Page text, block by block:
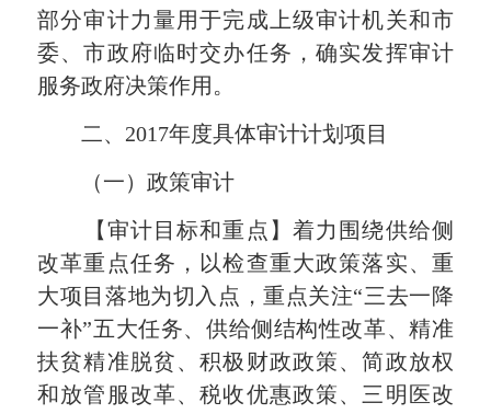
部分审计力量用于完成上级审计机关和市
委、市政府临时交办任务，确实发挥审计
服务政府决策作用。
二、 2017年度具体审计计划项目
（一）政策审计
【审计目标和重点】 着力围绕供给侧
改革重点任务，以检查重大政策落实、重
大项目落地为切入点，重点关注“三去一降
一补”五大任务、 供给侧结构性改革、精准
扶贫精准脱贫、积极财政政策、简政放权
和放管服改革、税收优惠政策、 三明医改